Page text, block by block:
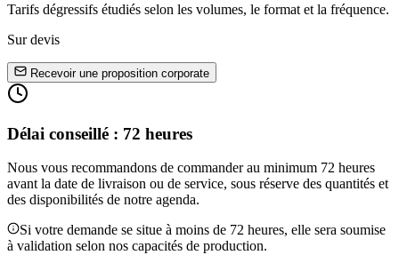
Tarifs dégressifs étudiés selon les volumes, le format et la fréquence.
Sur devis
Recevoir une proposition corporate
Délai conseillé : 72 heures
Nous vous recommandons de commander au minimum 72 heures
avant la date de livraison ou de service, sous réserve des quantités et
des disponibilités de notre agenda.
Si votre demande se situe à moins de 72 heures, elle sera soumise
à validation selon nos capacités de production.